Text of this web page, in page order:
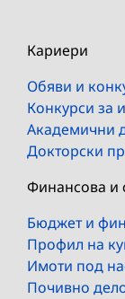
Кариери
Обяви и
Конкурси за
Академични
Докторски
Финансова и
Бюджет и
Профил на
Имоти под
Почивно